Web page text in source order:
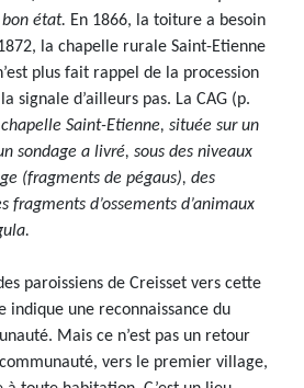
état. En 1866, la toiture a besoin
la chapelle rurale Saint-Etienne
plus fait rappel de la procession
signale d’ailleurs pas. La CAG (p.
chapelle Saint-Etienne, située sur un
sondage a livré, sous des niveaux
(fragments de pégaus), des
fragments d’ossements d’animaux
paroissiens de Creisset vers cette
indique une reconnaissance du
Mais ce n’est pas un retour
vers le premier village,